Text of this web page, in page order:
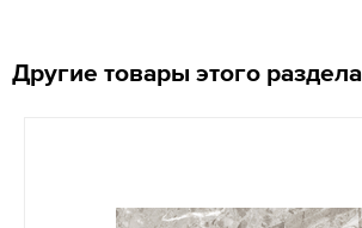
Другие товары этого раздела